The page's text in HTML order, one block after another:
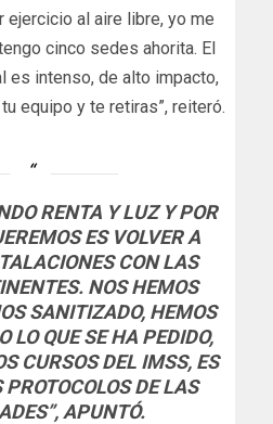
ejercicio al aire libre, yo me
cinco sedes ahorita. El
es intenso, de alto impacto,
equipo y te retiras”, reiteró.
RENTA Y LUZ Y POR
ES VOLVER A
CON LAS
NOS HEMOS
SANITIZADO, HEMOS
LO QUE SE HA PEDIDO,
CURSOS DEL IMSS, ES
PROTOCOLOS DE LAS
APUNTÓ.